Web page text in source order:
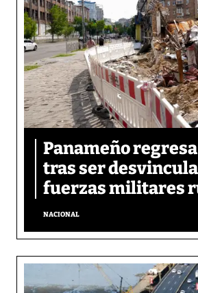
Panameño
tras ser
fuerzas militares
NACIONAL